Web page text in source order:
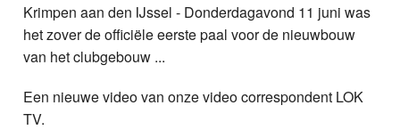
Nieuws
Foto's
Video
Krimpen aan den IJssel - Donderdagavond 11 juni was
het zover de officiële eerste paal voor de nieuwbouw
van het clubgebouw ...
Een nieuwe video van onze video correspondent LOK
TV.